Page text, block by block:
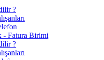
?
- Fatura Birimi
?